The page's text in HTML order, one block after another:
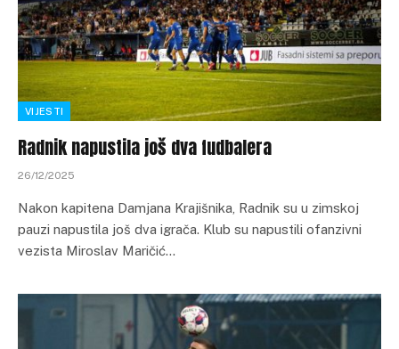
VIJESTI
Radnik napustila još dva fudbalera
26/12/2025
Nakon kapitena Damjana Krajišnika, Radnik su u zimskoj
pauzi napustila još dva igrača. Klub su napustili ofanzivni
vezista Miroslav Maričić…